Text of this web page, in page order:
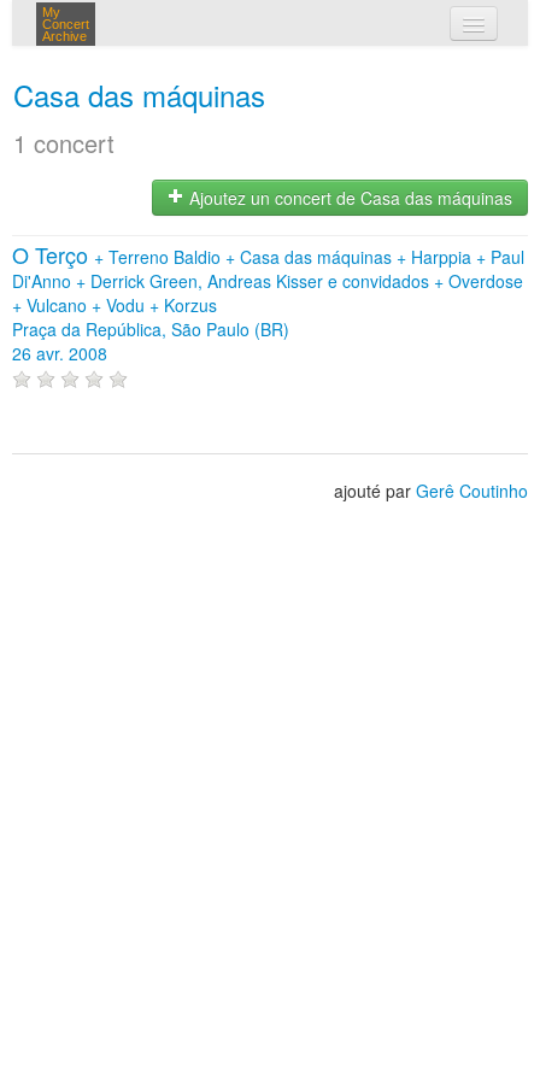
My
Concert
Archive
Casa das máquinas
1 concert
Ajoutez un concert de Casa das máquinas
O Terço + Terreno Baldio + Casa das máquinas + Harppia + Paul
Di'Anno + Derrick Green, Andreas Kisser e convidados + Overdose
+ Vulcano + Vodu + Korzus
Praça da República, São Paulo (BR)
26 avr. 2008
ajouté par Gerê Coutinho